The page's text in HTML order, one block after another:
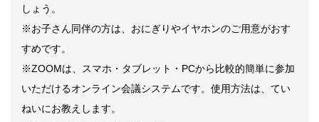
しょう。
※お子さん同伴の方は、おにぎりやイヤホンのご用意がおす
すめです。
※ZOOMは、スマホ・タブレット・ PCから比較的簡単に参加
いただけるオンライン会議システムです。使用方法は、てい
ねいにお教えします。